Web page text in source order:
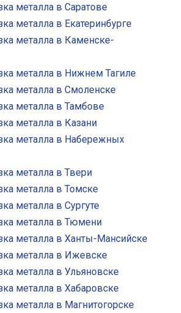
металла в Саратове
металла в Екатеринбурге
металла в Каменске-
металла в Нижнем Тагиле
металла в Смоленске
металла в Тамбове
металла в Казани
металла в Набережных
металла в Твери
металла в Томске
металла в Сургуте
металла в Тюмени
металла в Ханты-Мансийске
металла в Ижевске
металла в Ульяновске
металла в Хабаровске
металла в Магнитогорске